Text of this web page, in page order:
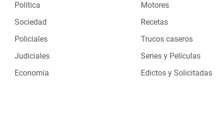
Política
Sociedad
Policiales
Judiciales
Economia
Motores
Recetas
Trucos caseros
Series y Películas
Edictos y Solicitadas